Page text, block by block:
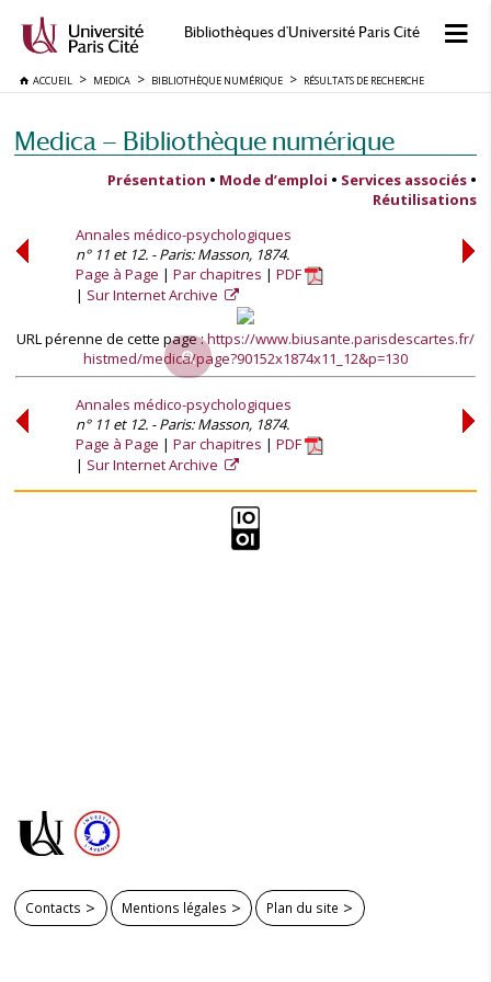
Bibliothèques d'Université Paris Cité
ACCUEIL MEDICA BIBLIOTHÈQUE NUMÉRIQUE RÉSULTATS DE RECHERCHE
Medica — Bibliothèque numérique
Présentation • Mode d’emploi • Services associés •
Réutilisations
Annales médico-psychologiques
n° 11 et 12. - Paris: Masson, 1874.
Page à Page
Par chapitres
PDF
Sur Internet Archive
URL pérenne de cette page :https://www.biusante.parisdescartes.fr/
histmed/medica/page?90152x1874x11_12&p=130
Annales médico-psychologiques
n° 11 et 12. - Paris: Masson, 1874.
Page à Page
Par chapitres
PDF
Sur Internet Archive
Contacts Mentions légales Plan du site